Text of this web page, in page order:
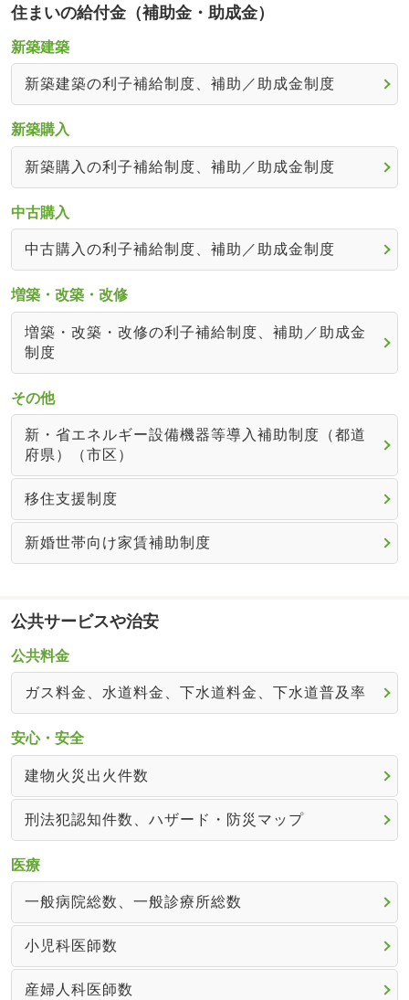
住まいの給付金（補助金・助成金）
新築建築
新築建築の利子補給制度、補助／助成金制度
新築購入
新築購入の利子補給制度、補助／助成金制度
中古購入
中古購入の利子補給制度、補助／助成金制度
増築・改築・改修
増築・改築・改修の利子補給制度、補助／助成金
制度
その他
新・省エネルギー設備機器等導入補助制度（都道
府県）（市区）
移住支援制度
新婚世帯向け家賃補助制度
公共サービスや治安
公共料金
ガス料金、水道料金、下水道料金、下水道普及率
安心・安全
建物火災出火件数
刑法犯認知件数、ハザード・防災マップ
医療
一般病院総数、一般診療所総数
小児科医師数
産婦人科医師数